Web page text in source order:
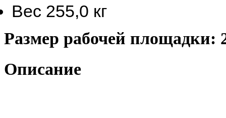
Вес 255,0 кг
Размер рабочей площадки:
Описание